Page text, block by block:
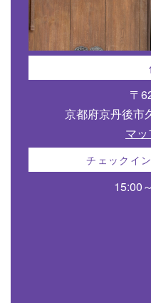
〒
京都府京丹後市
マ
チェックイ
15:00